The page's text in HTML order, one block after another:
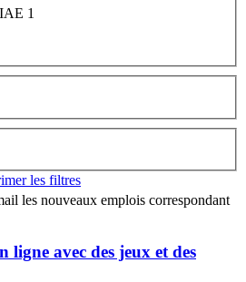
1
les filtres
les nouveaux emplois correspondant
ligne avec des jeux et des